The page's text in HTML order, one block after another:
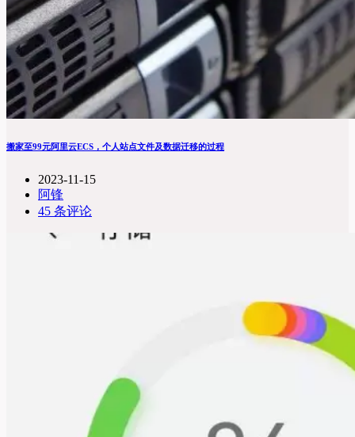
搬家至99元阿里云ECS，个人站点文件及数据迁移的过程
2023-11-15
阿锋
45 条评论